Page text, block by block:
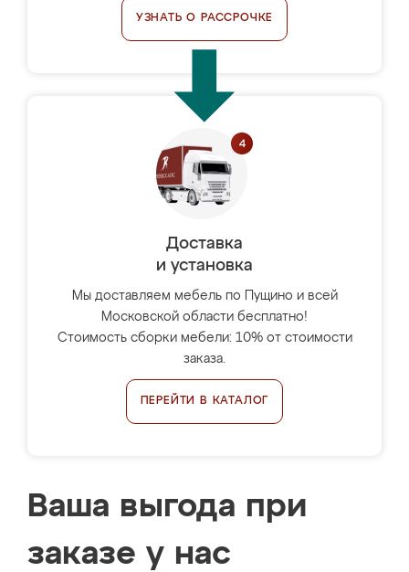
УЗНАТЬ О РАССРОЧКЕ
Доставка
и установка
Мы доставляем мебель по Пущино и всей
Московской области бесплатно!
Стоимость сборки мебели: 10% от стоимости
заказа.
ПЕРЕЙТИ В КАТАЛОГ
Ваша выгода при
заказе у нас